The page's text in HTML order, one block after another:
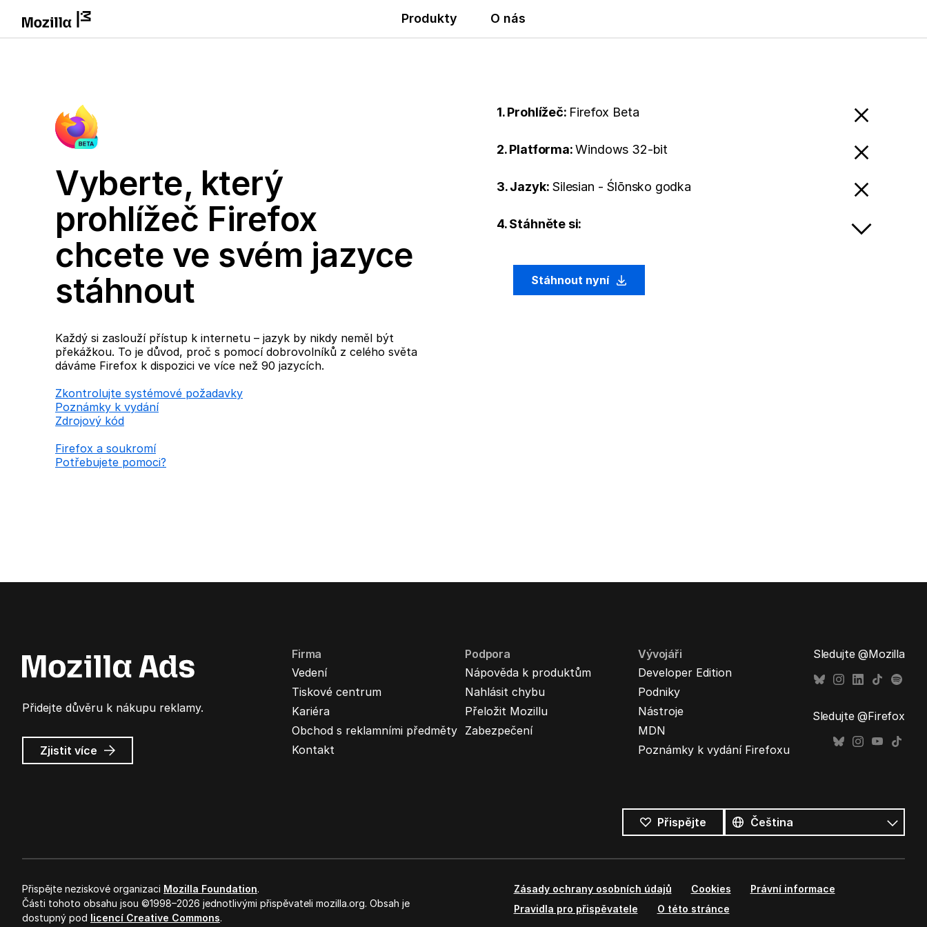
Produkty O nás
Vyberte, který
prohlížeč Firefox
chcete ve svém jazyce
stáhnout
Každý si zaslouží přístup k internetu – jazyk by nikdy neměl být
překážkou. To je důvod, proč s pomocí dobrovolníků z celého světa
dáváme Firefox k dispozici ve více než 90 jazycích.
Zkontrolujte systémové požadavky
Poznámky k vydání
Zdrojový kód
Firefox a soukromí
Potřebujete pomoci?
1. Prohlížeč: Firefox Beta
2. Platforma:Windows 32-bit
3. Jazyk: Silesian - Ślōnsko godka
4. Stáhněte si:
Stáhnout nyní
Přidejte důvěru k nákupu reklamy.
Zjistit více o
Mozilla
Firma
Vedení
Tiskové centrum
Kariéra
Obchod s reklamními předměty
Kontakt
Podpora
Nápověda k produktům
Nahlásit chybu
Přeložit Mozillu
Zabezpečení
Vývojáři
Developer Edition
Podniky
Nástroje
MDN
Poznámky k vydání Firefoxu
Sledujte @Mozilla
Sledujte @Firefox
Přispějte
jazyky
Jazyk
Přispějte neziskové organizaci Mozilla Foundation.
Části tohoto obsahu jsou ©1998–2026 jednotlivými přispěvateli mozilla.org. Obsah je
dostupný pod licencí Creative Commons.
Zásady ochrany osobních údajů Cookies
Právní informace
Pravidla pro přispěvatele
O této stránce